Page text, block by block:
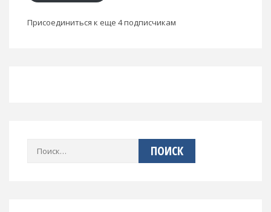
Присоединиться к еще 4 подписчикам
Найти: